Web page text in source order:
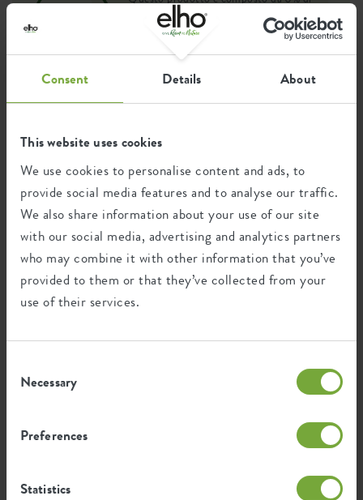
Consent Details About
This website uses cookies
We use cookies to personalise content and ads, to
provide social media features and to analyse our traffic.
We also share information about your use of our site
with our social media, advertising and analytics partners
who may combine it with other information that you’ve
provided to them or that they’ve collected from your
use of their services.
Selection
Necessary
Preferences
Statistics
rifiuti post-consumo e 100% di rifiuti
post-industriali.
99anni
Protetto dai raggi UV
Resistente al gelo